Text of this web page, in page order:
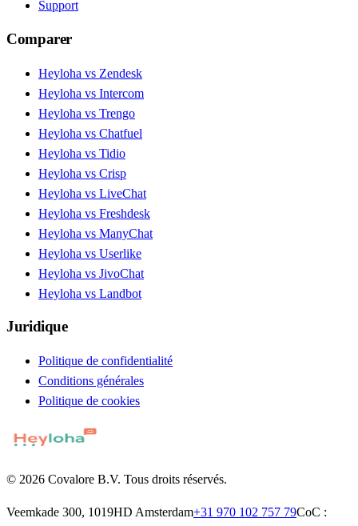
Support
Comparer
Heyloha vs Zendesk
Heyloha vs Intercom
Heyloha vs Trengo
Heyloha vs Chatfuel
Heyloha vs Tidio
Heyloha vs Crisp
Heyloha vs LiveChat
Heyloha vs Freshdesk
Heyloha vs ManyChat
Heyloha vs Userlike
Heyloha vs JivoChat
Heyloha vs Landbot
Juridique
Politique de confidentialité
Conditions générales
Politique de cookies
© 2026 Covalore B.V. Tous droits réservés.
Veemkade 300, 1019HD Amsterdam+31 970 102 757 79CoC :